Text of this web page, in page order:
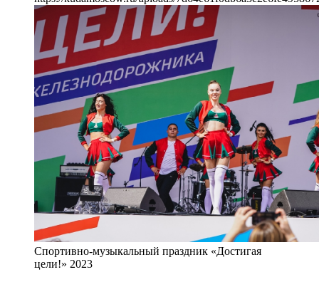
Спортивно-музыкальный праздник «Достигая
цели!» 2023